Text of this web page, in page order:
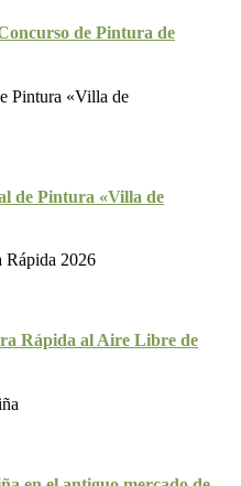
de Pintura de
de Pintura «Villa de
Rápida al Aire Libre de